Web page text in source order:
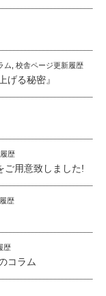
ム 校舎ページ更新履歴
げる秘密』
歴
ご用意致しました!
歴
歴
コラム